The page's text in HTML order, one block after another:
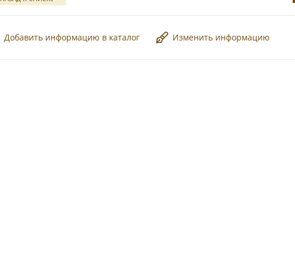
*
Добавить информацию в каталог Изменить информацию